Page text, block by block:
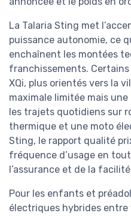
La Talaria Sting met
puissance autonomie, ce
enchaînent les montées
franchissements. Certains
XQi, plus orientés vers la
maximale limitée mais
les trajets quotidiens sur
thermique et une moto
Sting, le rapport qualité
fréquence d’usage en
l’assurance et de la
Pour les enfants et
électriques hybrides